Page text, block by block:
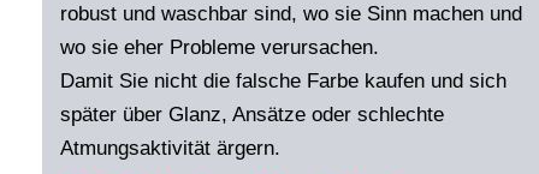
robust und waschbar sind, wo sie Sinn machen und
wo sie eher Probleme verursachen.
Damit Sie nicht die falsche Farbe kaufen und sich
später über Glanz, Ansätze oder schlechte
Atmungsaktivität ärgern.